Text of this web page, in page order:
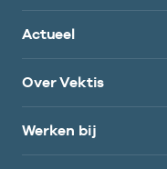
Actueel
Over Vektis
Werken bij